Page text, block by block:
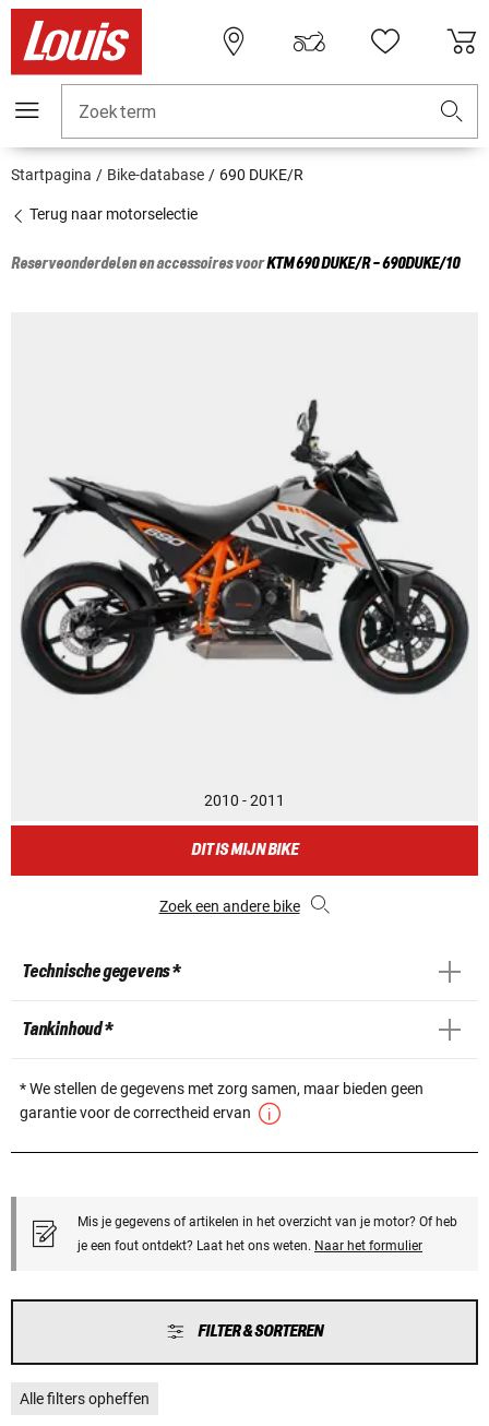
Zoekterm
Startpagina Bike-database 690 DUKE/R
Terug naar motorselectie
Reserveonderdelen en accessoires voorKTM690 DUKE/R - 690DUKE/10
2010 - 2011
DIT IS MIJN BIKE
Zoek een andere bike
Technische gegevens *
Tankinhoud *
* We stellen de gegevens met zorg samen, maar bieden geen
garantie voor de correctheid ervan
Mis je gegevens of artikelen in het overzicht van je motor? Of heb
je een fout ontdekt? Laat het ons weten. Naar het formulier
FILTER & SORTEREN
Alle filters opheffen